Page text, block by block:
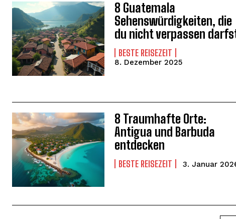
8 Guatemala
Sehenswürdigkeiten, die
du nicht verpassen
BESTE REISEZEIT
8. Dezember 2025
8 Traumhafte Orte:
Antigua und Barbuda
entdecken
BESTE REISEZEIT 3. Januar